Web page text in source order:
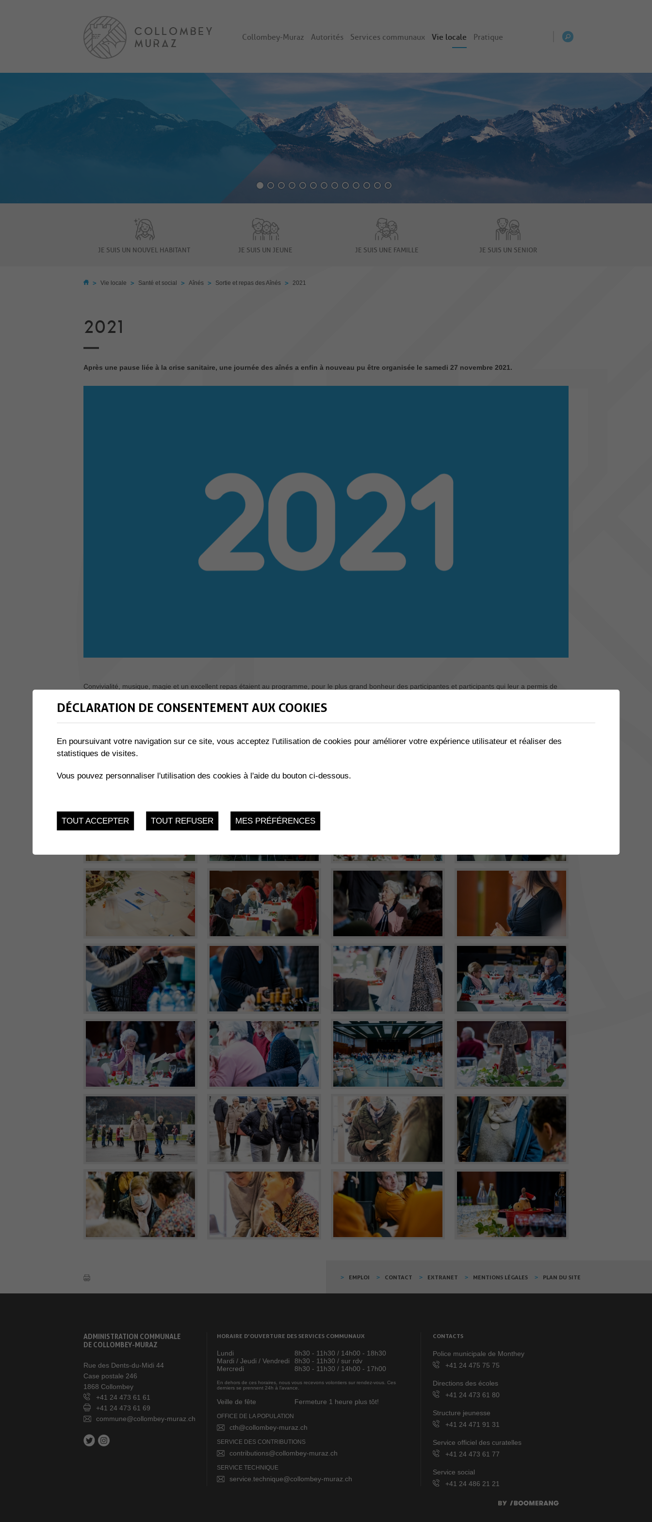
Collombey-Muraz Autorités Services communaux Vie locale Pratique
JE SUIS UN NOUVEL HABITANT JE SUIS UN JEUNE JE SUIS UNE FAMILLE JE SUIS UN SENIOR
> Vie locale > Santé et social > Aînés > Sortie et repas des Aînés > 2021
2021
Après une pause liée à la crise sanitaire, une journée des aînés a enfin à nouveau pu être organisée le samedi 27 novembre 2021.
Convivialité, musique, magie et un excellent repas étaient au programme, pour le plus grand bonheur des participantes et participants qui leur a permis de
EMPLOI CONTACT EXTRANET MENTIONS LÉGALES PLAN DU SITE
ADMINISTRATION COMMUNALE
DE COLLOMBEY-MURAZ
Rue des Dents-du-Midi 44
Case postale 246
1868 Collombey
+41 24 473 61 61
+41 24 473 61 69
commune@collombey-muraz.ch
HORAIRE D’OUVERTURE DES SERVICES COMMUNAUX
Lundi
8h30 - 11h30 / 14h00 - 18h30
Mardi / Jeudi / Vendredi
8h30 - 11h30 / sur rdv
Mercredi
8h30 - 11h30 / 14h00 - 17h00
En dehors de ces horaires, nous vous recevons volontiers sur rendez-vous. Ces
derniers se prennent 24h à l’avance.
Veille de fête Fermeture 1 heure plus tôt!
OFFICE DE LA POPULATION
cth@collombey-muraz.ch
SERVICE DES CONTRIBUTIONS
contributions@collombey-muraz.ch
SERVICE TECHNIQUE
service.technique@collombey-muraz.ch
CONTACTS
Police municipale de Monthey
+41 24 475 75 75
Directions des écoles
+41 24 473 61 80
Structure jeunesse
+41 24 471 91 31
Service officiel des curatelles
+41 24 473 61 77
Service social
+41 24 486 21 21
DÉCLARATION DE CONSENTEMENT AUX COOKIES
En poursuivant votre navigation sur ce site, vous acceptez l'utilisation de cookies pour améliorer votre expérience utilisateur et réaliser des
statistiques de visites.
Vous pouvez personnaliser l'utilisation des cookies à l'aide du bouton ci-dessous.
TOUT ACCEPTER TOUT REFUSER MES PRÉFÉRENCES